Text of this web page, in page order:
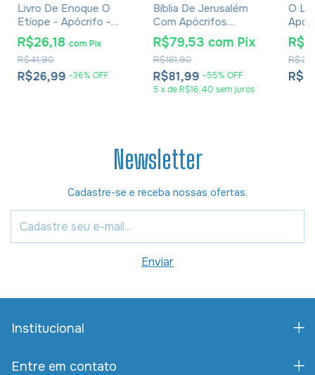
Livro De Enoque O
Etíope - Apócrifo -
Luiz Alexandre Solano
Rossi
R$26,99 -36% OFF
R$41,90
R$26,18 com Pix
Bíblia De Jerusalém
Com Apócrifos
Marrom Claro
R$81,99 -55% OFF
R$181,90
R$79,53 com Pix
5 xdeR$16,40 sem juros
O
Newsletter
Cadastre-se e receba nossas ofertas.
Institucional
Entre em contato